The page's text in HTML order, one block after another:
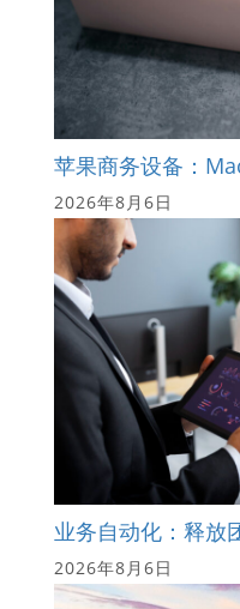
苹果商务设备：
2026年8月6日
业务自动化：释放
2026年8月6日